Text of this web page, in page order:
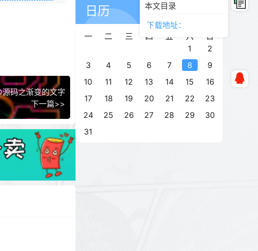
本文目录
下载地址：
码之渐变的文字
下一篇>>
日历
一 二 三 四 五 六
日
1
2
3
4 5 6 7 8
9
10
11 12 13 14 15
16
17
18 19 20 21 22
23
24
25 26 27 28 29
30
31